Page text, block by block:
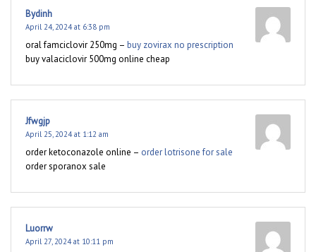
Bydinh
April 24, 2024 at 6:38 pm
oral famciclovir 250mg – buy zovirax no prescription
buy valaciclovir 500mg online cheap
Jfwgjp
April 25, 2024 at 1:12 am
order ketoconazole online – order lotrisone for sale
order sporanox sale
Luorrw
April 27, 2024 at 10:11 pm